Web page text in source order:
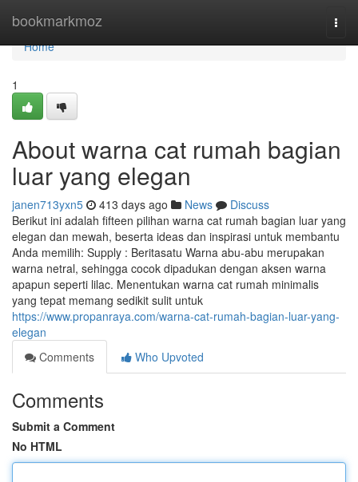
bookmarkmoz
Home
Home
1
About warna cat rumah bagian
luar yang elegan
janen713yxn5 413 days ago News
Discuss
Berikut ini adalah fifteen pilihan warna cat rumah bagian luar yang
elegan dan mewah, beserta ideas dan inspirasi untuk membantu
Anda memilih: Supply : Beritasatu Warna abu-abu merupakan
warna netral, sehingga cocok dipadukan dengan aksen warna
apapun seperti lilac. Menentukan warna cat rumah minimalis
yang tepat memang sedikit sulit untuk
https://www.propanraya.com/warna-cat-rumah-bagian-luar-yang-
elegan
Comments
Who Upvoted
Comments
Submit a Comment
No HTML